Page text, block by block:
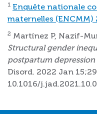
1 Enquête nationale
maternelles (ENCMM)
2 Martínez P, Nazif-
Structural gender
postpartum
Disord. 2022 Jan
10.1016/